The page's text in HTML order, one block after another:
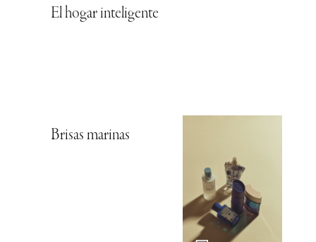
El hogar inteligente
Brisas marinas